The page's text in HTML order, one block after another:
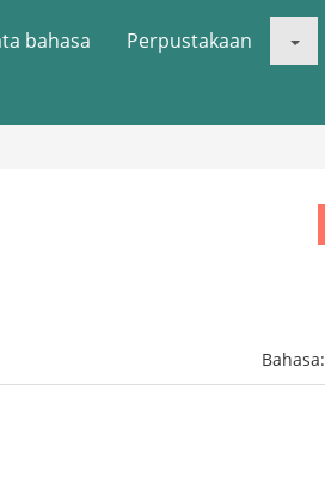
bahasa Perpustakaan
Bahasa: